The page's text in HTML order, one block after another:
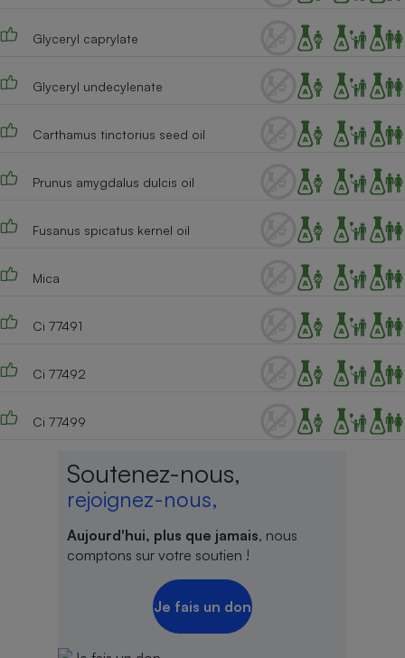
Glyceryl caprylate
Glyceryl undecylenate
Carthamus tinctorius seed oil
Prunus amygdalus dulcis oil
Fusanus spicatus kernel oil
Mica
Ci 77491
Ci 77492
Ci 77499
Soutenez-nous,
rejoignez-nous,
Aujourd'hui, plus que jamais, nous
comptons sur votre soutien !
Je fais un don